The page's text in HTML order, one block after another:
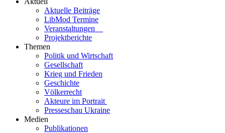
Aktu­elle Beiträge
LibMod Termine
Ver­an­stal­tun­gen
Pro­jekt­be­richte
Themen
Politik und Wirtschaft
Gesell­schaft
Krieg und Frieden
Geschichte
Völ­ker­recht
Akteure im Portrait
Pres­se­schau Ukraine
Medien
Publi­ka­tio­nen